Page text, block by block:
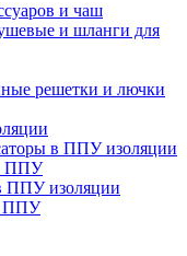
и чаш
и шланги для
решетки и лючки
в ППУ изоляции
ППУ
ППУ изоляции
ППУ